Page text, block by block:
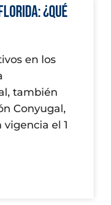
¿Qué
en los
también
Conyugal,
el 1